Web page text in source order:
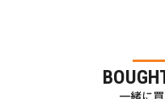
一緒に